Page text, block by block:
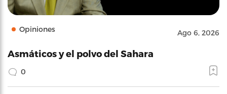
Opiniones Ago 6, 2026
Asmáticos y el polvo del Sahara
0